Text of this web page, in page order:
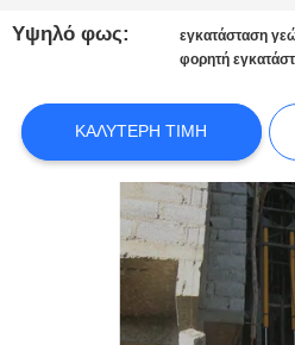
ΕΠΑΦΉ
ΣΥΝΟΜΙΛΊΑ
COMPANY
Υψηλό φως: εγκατάσταση
φορητή
ΚΑΛΎΤΕΡΗ ΤΙΜΉ